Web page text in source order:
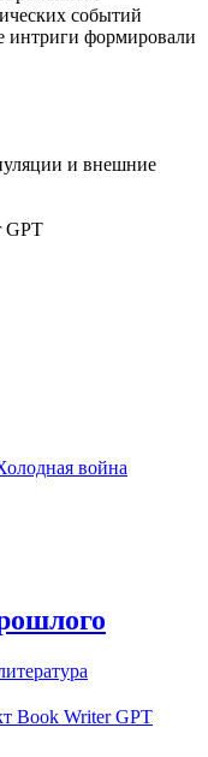
событий
интриги формировали
и внешние
GPT
война
Book Writer GPT